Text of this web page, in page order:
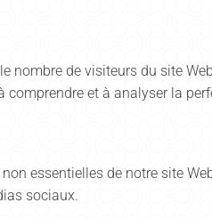
nombre de visiteurs du site
et à analyser la
essentielles de notre site
sociaux.